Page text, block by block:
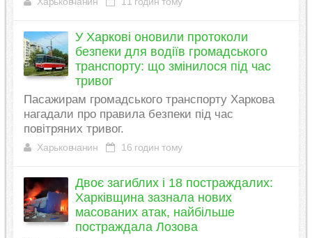
У Харкові оновили протоколи
безпеки для водіїв громадського
транспорту: що змінилося під час
тривог
Пасажирам громадського транспорту Харкова
нагадали про правила безпеки під час
повітряних тривог.
Харьковчанин 16 годин тому
Двоє загиблих і 18 постраждалих:
Харківщина зазнала нових
масованих атак, найбільше
постраждала Лозова